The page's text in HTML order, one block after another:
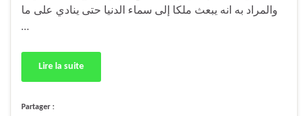
والمراد به انه يبعث ملكا إلى سماء الدنيا حتى ينادي على ما
…
Lire la suite
Partager :